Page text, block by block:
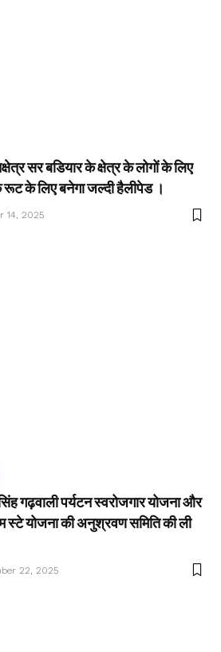
सर बडियार के क्षेत्र के लोगों के लिए
के लिए बनेगा जल्दी हैलीपेड ।
14, 2025
गढ़वाली पर्यटन स्वरोजगार योजना और
स्टे योजना की अनुश्रवण समिति की ली
22, 2025